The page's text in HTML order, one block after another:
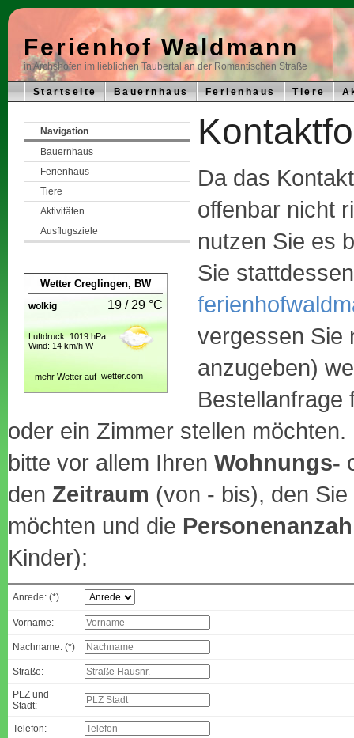
Ferienhof Waldmann
in Archshofen im lieblichen Taubertal an der Romantischen Straße
Startseite Bauernhaus Ferienhaus Tiere
Navigation
Bauernhaus
Ferienhaus
Tiere
Aktivitäten
Ausflugsziele
Wetter Creglingen, BW
wolkig 19 / 29 °C
Luftdruck: 1019 hPa
Wind: 14 km/h W
mehr Wetter auf
Da das
offenbar nicht
nutzen Sie es
Sie
vergessen Sie
anzugeben)
Bestellanfrage
oder ein Zimmer stellen
bitte vor allem Ihren Wohnungs-
den Zeitraum (von - bis), den
möchten und die
Kinder):
Anrede: (*)
Vorname:
Nachname: (*)
Straße:
PLZ und
Stadt:
Telefon: